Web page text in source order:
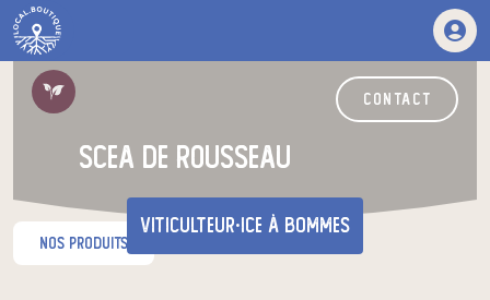
contact
scea de rousseau
viticulteur·ice à Bommes
nos produits